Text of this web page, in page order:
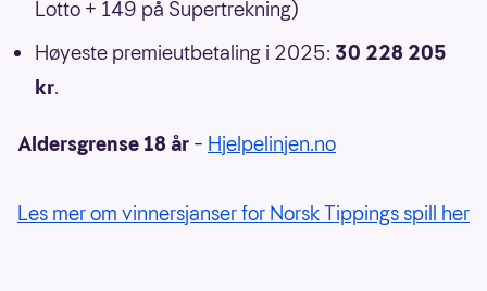
Lotto + 149 på Supertrekning)
Høyeste premieutbetaling i 2025: 30 228 205
kr.
Aldersgrense 18 år – Hjelpelinjen.no
Les mer om vinnersjanser for Norsk Tippings spill her